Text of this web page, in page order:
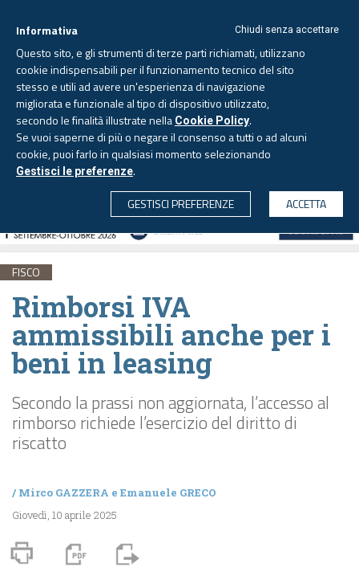
CERCA
Giovedì, 6 agosto 2026 - Aggiornato alle 6.00
FISCO
Rimborsi IVA
ammissibili anche per i
beni in leasing
Secondo la prassi non aggiornata, l’accesso al
rimborso richiede l’esercizio del diritto di
riscatto
/Mirco GAZZERA e Emanuele GRECO
Giovedì, 10 aprile 2025
Chiudi senza accettare
Informativa
Questo sito, e gli strumenti di terze parti richiamati, utilizzano
cookie indispensabili per il funzionamento tecnico del sito
stesso e utili ad avere un'esperienza di navigazione
migliorata e funzionale al tipo di dispositivo utilizzato,
secondo le finalità illustrate nella Cookie Policy.
Se vuoi saperne di più o negare il consenso a tutti o ad alcuni
cookie, puoi farlo in qualsiasi momento selezionando
Gestisci le preferenze.
GESTISCI PREFERENZE
ACCETTA